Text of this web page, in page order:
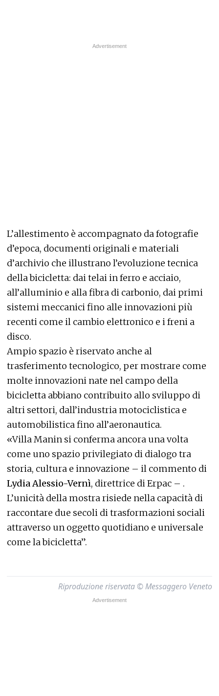
L’allestimento è accompagnato da fotografie
d’epoca, documenti originali e materiali
d’archivio che illustrano l’evoluzione tecnica
della bicicletta: dai telai in ferro e acciaio,
all’alluminio e alla fibra di carbonio, dai primi
sistemi meccanici fino alle innovazioni più
recenti come il cambio elettronico e i freni a
disco.
Ampio spazio è riservato anche al
trasferimento tecnologico, per mostrare come
molte innovazioni nate nel campo della
bicicletta abbiano contribuito allo sviluppo di
altri settori, dall’industria motociclistica e
automobilistica fino all’aeronautica.
«Villa Manin si conferma ancora una volta
come uno spazio privilegiato di dialogo tra
storia, cultura e innovazione – il commento di
Lydia Alessio-Vernì, direttrice di Erpac – .
L’unicità della mostra risiede nella capacità di
raccontare due secoli di trasformazioni sociali
attraverso un oggetto quotidiano e universale
come la bicicletta”.
Riproduzione riservata © Messaggero Veneto